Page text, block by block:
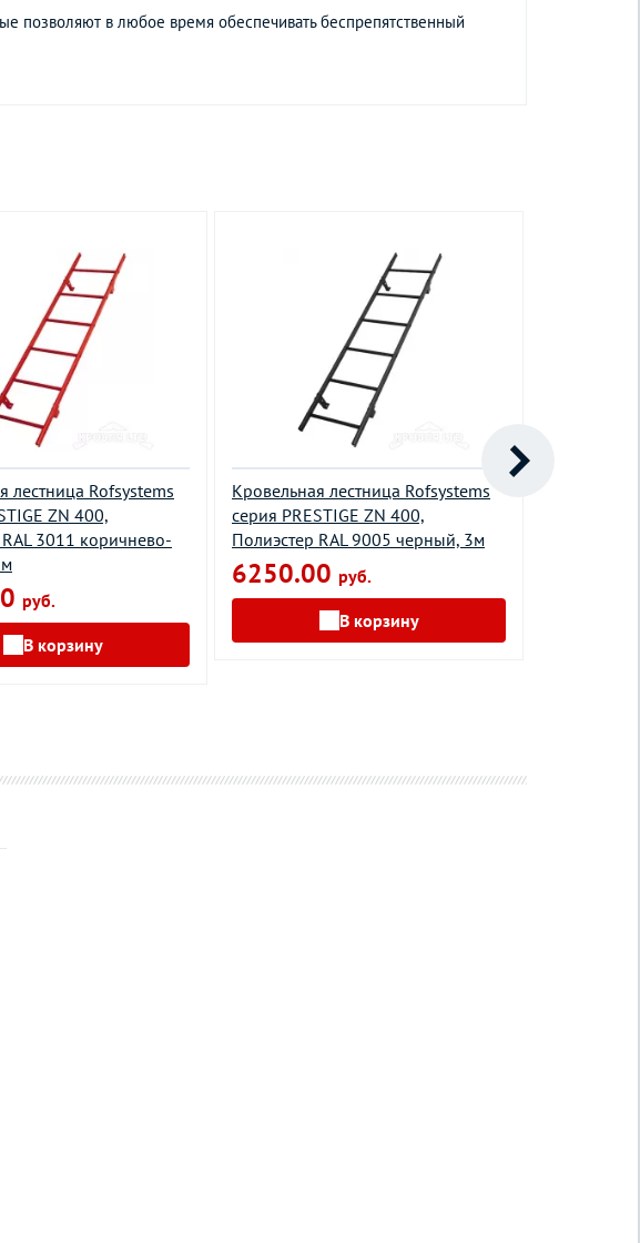
в любое время обеспечивать беспрепятственный
лестница Rofsystems
ZN 400,
3011 коричнево-
руб.
В корзину
Кровельная лестница Rofsystems
серия PRESTIGE ZN 400,
Полиэстер RAL 9005 черный, 3м
6250.00 руб.
В корзину